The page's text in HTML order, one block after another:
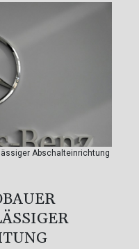
Abschalteinrichtung